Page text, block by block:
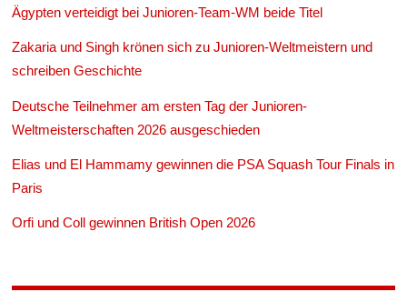
Ägypten verteidigt bei Junioren-Team-WM beide Titel
Zakaria und Singh krönen sich zu Junioren-Weltmeistern und
schreiben Geschichte
Deutsche Teilnehmer am ersten Tag der Junioren-
Weltmeisterschaften 2026 ausgeschieden
Elias und El Hammamy gewinnen die PSA Squash Tour Finals in
Paris
Orfi und Coll gewinnen British Open 2026